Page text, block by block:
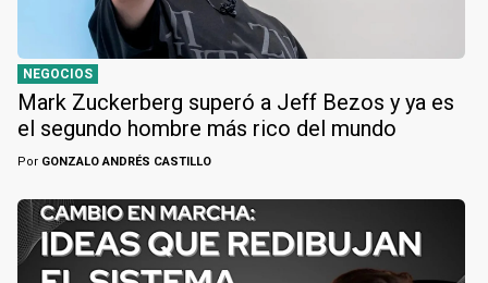
NEGOCIOS
Mark Zuckerberg superó a Jeff Bezos y ya es
el segundo hombre más rico del mundo
Por GONZALO ANDRÉS CASTILLO